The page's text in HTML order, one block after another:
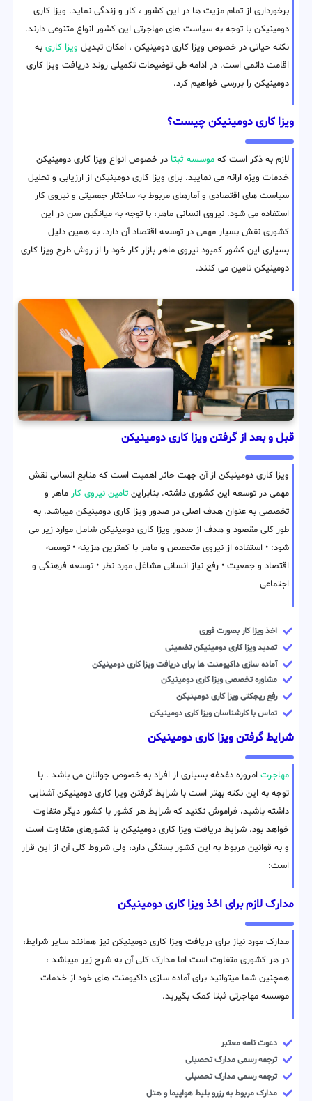
برخورداری از تمام مزیت ها در این کشور ، کار و زندگی نماید. ویزا کاری
دومینیکن با توجه به سیاست های مهاجرتی این کشور انواع متنوعی دارند.
نکته حیاتی در خصوص ویزا کاری دومینیکن ، امکان تبدیل ویزا کاری به
اقامت دائمی است. در ادامه طی توضیحات تکمیلی روند دریافت ویزا کاری
دومینیکن را بررسی خواهیم کرد.
ویزا کاری دومینیکن چیست؟
لازم به ذکر است که موسسه ثبتا در خصوص انواع ویزا کاری دومینیکن
خدمات ویژه ارائه می نمایید. برای ویزا کاری دومینیکن از ارزیابی و تحلیل
سیاست های اقتصادی و آمارهای مربوط به ساختار جمعیتی و نیروی کار
استفاده می شود. نیروی انسانی ماهر، با توجه به میانگین سن در این
کشوری نقش بسیار مهمی در توسعه اقتصاد آن دارد. به همین دلیل
بسیاری این کشور کمبود نیروی ماهر بازار کار خود را از روش طرح ویزا کاری
دومینیکن تامین می کنند.
قبل و بعد از گرفتن ویزا کاری دومینیکن
ویزا کاری دومینیکن از آن جهت حائز اهمیت است که منابع انسانی نقش
مهمی در توسعه این کشوری داشته. بنابراین تامین نیروی کار ماهر و
تخصصی به عنوان هدف اصلی در صدور ویزا کاری دومینیکن میباشد. به
طور کلی مقصود و هدف از صدور ویزا کاری دومینیکن شامل موارد زیر می
شود: • استفاده از نیروی متخصص و ماهر با کمترین هزینه • توسعه
اقتصاد و جمعیت • رفع نیاز انسانی مشاغل مورد نظر • توسعه فرهنگی و
اجتماعی
اخذ ویزا کار بصورت فوری
تمدید ویزا کاری دومینیکن تضمینی
آماده سازی داکیومنت ها برای دریافت ویزا کاری دومینیکن
مشاوره تخصصی ویزا کاری دومینیکن
رفع ریجکتی ویزا کاری دومینیکن
تماس با کارشناسان ویزا کاری دومینیکن
شرایط گرفتن ویزا کاری دومینیکن
مهاجرت امروزه دغدغه بسیاری از افراد به خصوص جوانان می باشد . با
توجه به این نکته بهتر است با شرایط گرفتن ویزا کاری دومینیکن آشنایی
داشته باشید، فراموش نکنید که شرایط هر کشور با کشور دیگر متفاوت
خواهد بود. شرایط دریافت ویزا کاری دومینیکن با کشورهای متفاوت است
و به قوانین مربوط به این کشور بستگی دارد، ولی شروط کلی آن از این قرار
است:
مدارک لازم برای اخذ ویزا کاری دومینیکن
مدارک مورد نیاز برای دریافت ویزا کاری دومینیکن نیز همانند سایر شرایط،
در هر کشوری متفاوت است اما مدارک کلی آن به شرح زیر میباشد ،
همچنین شما میتوانید برای آماده سازی داکیومنت های خود از خدمات
موسسه مهاجرتی ثبتا کمک بگیرید.
دعوت نامه معتبر
ترجمه رسمی مدارک تحصیلی
ترجمه رسمی مدارک تحصیلی
مدارک مربوط به رزرو بلیط هواپیما و هتل